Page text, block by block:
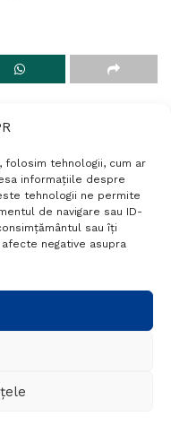
folosim tehnologii, cum ar
informațiile despre
tehnologii ne permite
de navigare sau ID-
sau îți
negative asupra
confidențialitate
194